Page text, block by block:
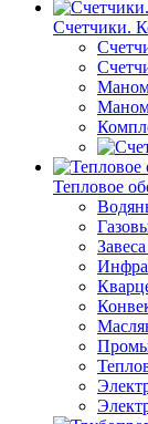
Счетчики.
Тепловое